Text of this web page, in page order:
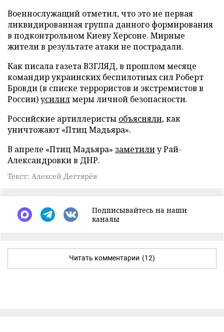
Военнослужащий отметил, что это не первая
ликвидированная группа данного формирования
в подконтрольном Киеву Херсоне. Мирные
жители в результате атаки не пострадали.
Как писала газета ВЗГЛЯД, в прошлом месяце
командир украинских беспилотных сил Роберт
Бровди (в списке террористов и экстремистов в
России)усилилмеры личной безопасности.
Российские артиллеристы объясняли, как
уничтожают «Птиц Мадьяра».
В апреле «Птиц Мадьяра» заметилиу Рай-
Александровки в ДНР.
Текст: Алексей Дегтярёв
Подписывайтесь на наши
каналы
Читать комментарии (12)